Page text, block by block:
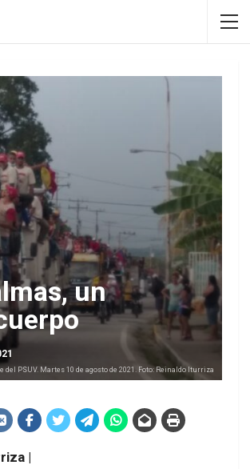
un
PSUV. Martes 10 de agosto de 2021. Foto: Reinaldo Iturriza
|